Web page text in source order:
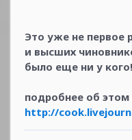
Это уже не первое
и высших
было еще ни у кого!
подробнее об
http://